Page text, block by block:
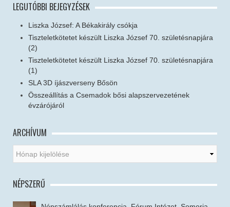
LEGUTÓBBI BEJEGYZÉSEK
Liszka József: A Békakirály csókja
Tiszteletkötetet készült Liszka József 70. születésnapjára
(2)
Tiszteletkötetet készült Liszka József 70. születésnapjára
(1)
SLA 3D íjászverseny Bősön
Összeállítás a Csemadok bősi alapszervezetének
évzárójáról
ARCHÍVUM
NÉPSZERŰ